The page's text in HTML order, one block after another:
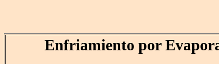
Enfriamiento por